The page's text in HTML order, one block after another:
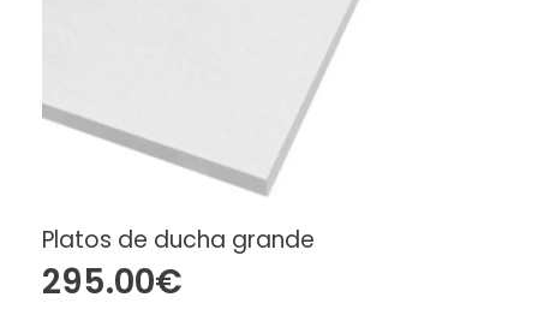
Platos de ducha grande
295.00€